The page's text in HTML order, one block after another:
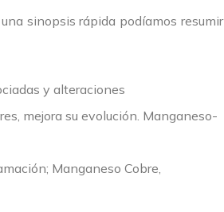
sinopsis rápida podíamos resumir
y alteraciones
mejora su evolución. Manganeso-
Manganeso Cobre,